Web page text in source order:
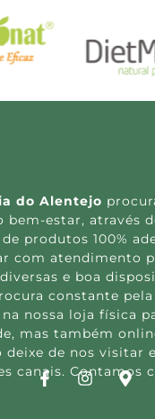
do Alentejo
bem-estar, através
produtos 100%
com atendimento
e boa
constante
na nossa loja física
mas também
deixe de nos visitar
canais. Contamos